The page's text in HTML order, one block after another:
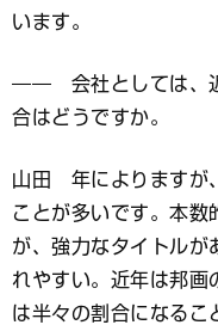
います。
―― 会社としては、近
合はどうですか。
山田 年によりますが
ことが多いです。本数
が、強力なタイトルが
れやすい。近年は邦画
は半々の割合になるこ